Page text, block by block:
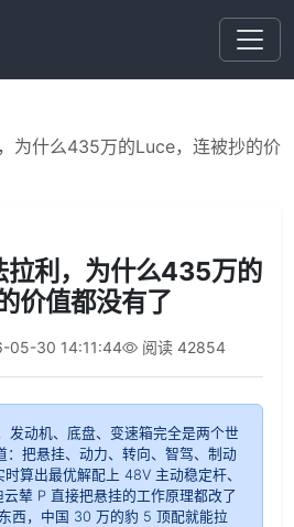
为什么435万的Luce，连被抄的价
拉利，为什么435万的
价值都没有了
05-30 14:11:44 阅读 42854
发动机、底盘、变速箱完全是两个世
：把悬挂、动力、转向、智驾、制动
算出最优解配上 48V 主动稳定杆、
辇 P 直接把悬挂的工作原理都改了
西，中国 30 万的豹 5 顶配就能拉